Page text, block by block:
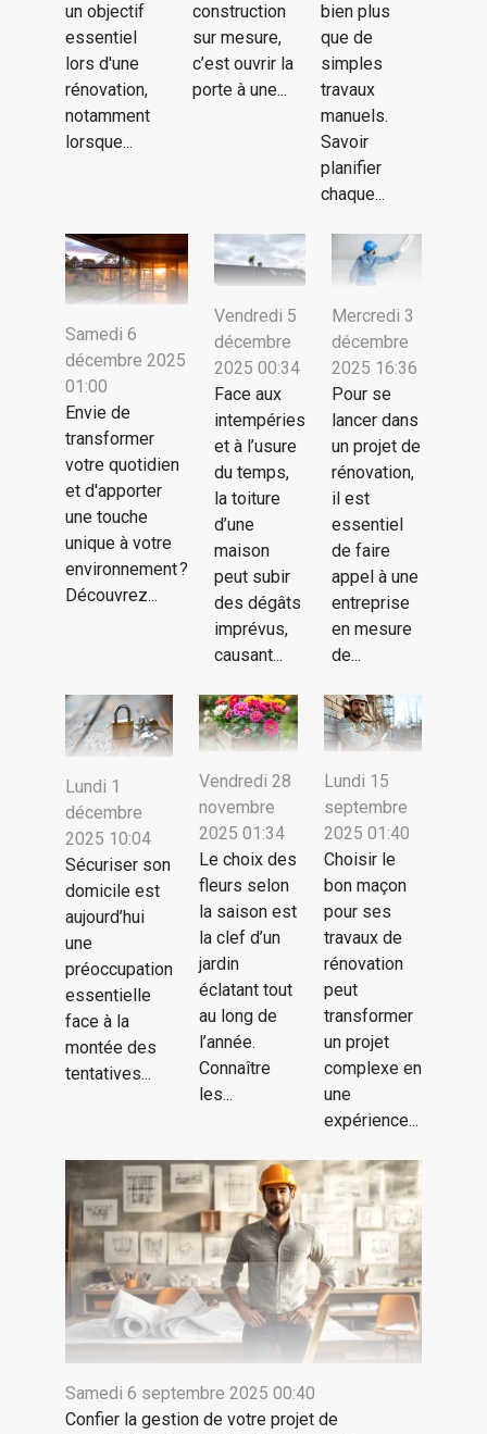
un objectif
essentiel
lors d'une
rénovation,
notamment
lorsque...
construction
sur mesure,
c’est ouvrir la
porte à une...
bien plus
que de
simples
travaux
manuels.
Savoir
planifier
chaque...
Samedi 6
décembre 2025
01:00
Envie de
transformer
votre quotidien
et d'apporter
une touche
unique à votre
environnement ?
Découvrez...
Vendredi 5
décembre
2025 00:34
Face aux
intempéries
et à l’usure
du temps,
la toiture
d’une
maison
peut subir
des dégâts
imprévus,
causant...
Mercredi 3
décembre
2025 16:36
Pour se
lancer dans
un projet de
rénovation,
il est
essentiel
de faire
appel à une
entreprise
en mesure
de...
Lundi 1
décembre
2025 10:04
Sécuriser son
domicile est
aujourd’hui
une
préoccupation
essentielle
face à la
montée des
tentatives...
Vendredi 28
novembre
2025 01:34
Le choix des
fleurs selon
la saison est
la clef d’un
jardin
éclatant tout
au long de
l’année.
Connaître
les...
Lundi 15
septembre
2025 01:40
Choisir le
bon maçon
pour ses
travaux de
rénovation
peut
transformer
un projet
complexe en
une
expérience...
Samedi 6 septembre 2025 00:40
Confier la gestion de votre projet de